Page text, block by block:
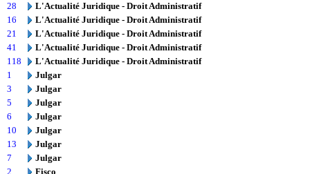
28
L'Actualité Juridique - Droit Administratif
16
L'Actualité Juridique - Droit Administratif
21
L'Actualité Juridique - Droit Administratif
41
L'Actualité Juridique - Droit Administratif
118
L'Actualité Juridique - Droit Administratif
1
Julgar
3
Julgar
5
Julgar
6
Julgar
10
Julgar
13
Julgar
7
Julgar
2
Fisco